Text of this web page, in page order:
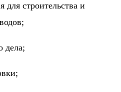
строительства и
дела;